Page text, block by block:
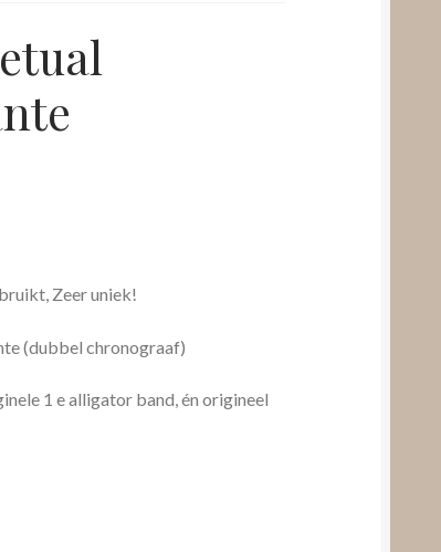
Zeer uniek!
(dubbel chronograaf)
1 e alligator band, én origineel